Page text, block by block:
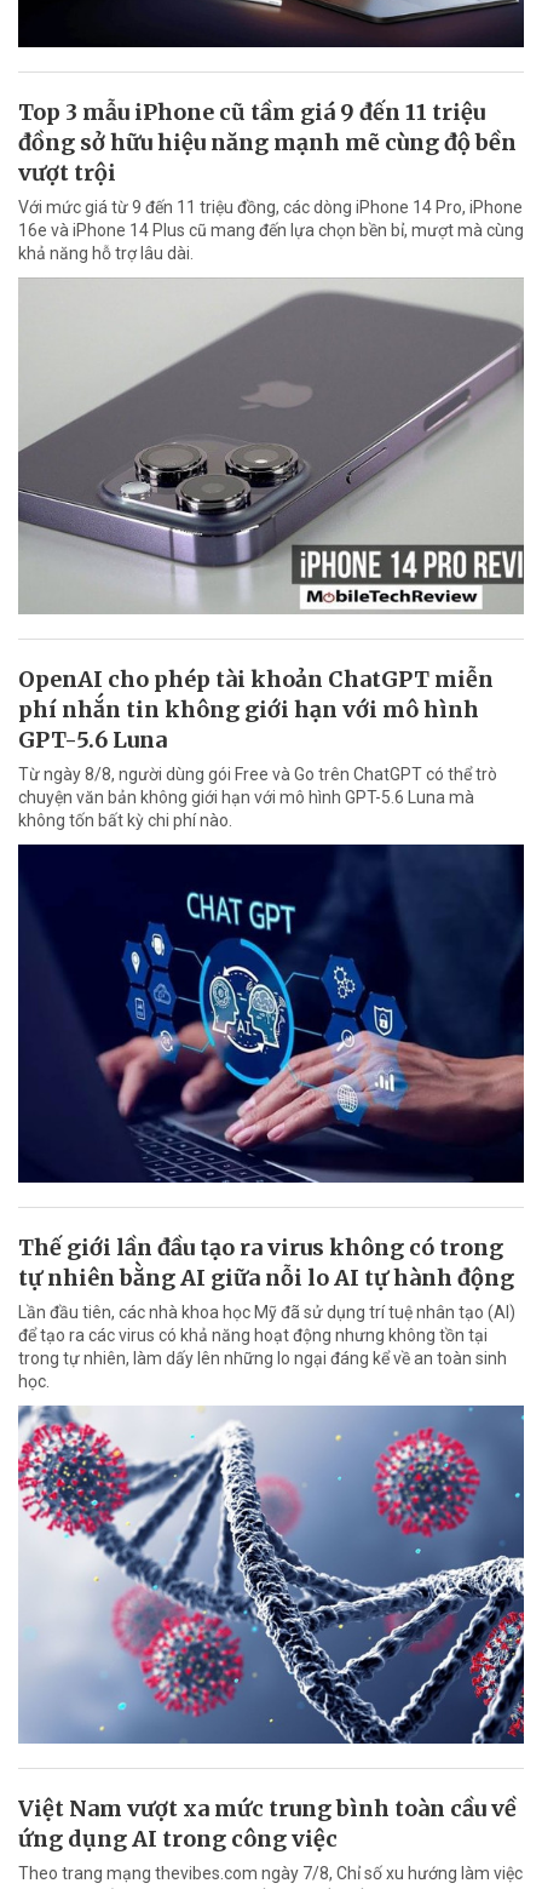
Top 3 mẫu iPhone cũ tầm giá 9 đến 11 triệu
đồng sở hữu hiệu năng mạnh mẽ cùng độ bền
vượt trội
Với mức giá từ 9 đến 11 triệu đồng, các dòng iPhone 14 Pro, iPhone
16e và iPhone 14 Plus cũ mang đến lựa chọn bền bỉ, mượt mà cùng
khả năng hỗ trợ lâu dài.
OpenAI cho phép tài khoản ChatGPT miễn
phí nhắn tin không giới hạn với mô hình
GPT-5.6 Luna
Từ ngày 8/8, người dùng gói Free và Go trên ChatGPT có thể trò
chuyện văn bản không giới hạn với mô hình GPT-5.6 Luna mà
không tốn bất kỳ chi phí nào.
Thế giới lần đầu tạo ra virus không có trong
tự nhiên bằng AI giữa nỗi lo AI tự hành động
Lần đầu tiên, các nhà khoa học Mỹ đã sử dụng trí tuệ nhân tạo (AI)
để tạo ra các virus có khả năng hoạt động nhưng không tồn tại
trong tự nhiên, làm dấy lên những lo ngại đáng kể về an toàn sinh
học.
Việt Nam vượt xa mức trung bình toàn cầu về
ứng dụng AI trong công việc
Theo trang mạng thevibes.com ngày 7/8, Chỉ số xu hướng làm việc